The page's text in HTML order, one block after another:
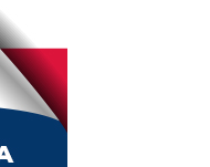
зимового періоду
збережуть